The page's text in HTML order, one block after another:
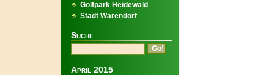
Golfpark Heidewald
Stadt Warendorf
Suche
April 2015